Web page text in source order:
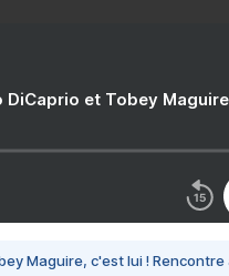
DiCaprio et Tobey
Maguire, c'est lui !